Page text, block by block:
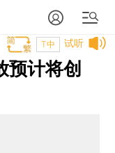
试听
T中
计将创